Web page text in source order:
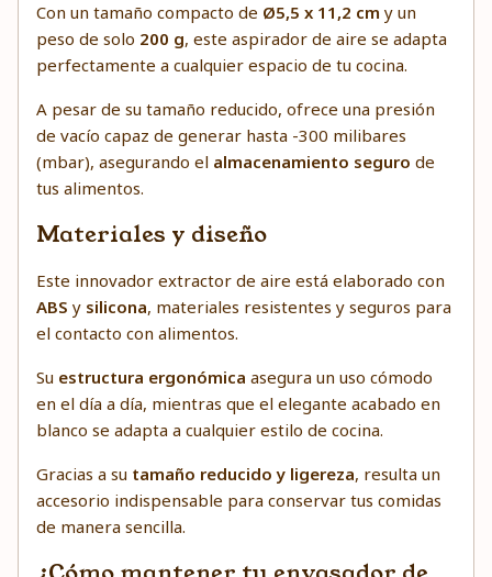
Con un tamaño compacto de Ø5,5 x 11,2 cm y un
peso de solo 200 g, este aspirador de aire se adapta
perfectamente a cualquier espacio de tu cocina.
A pesar de su tamaño reducido, ofrece una presión
de vacío capaz de generar hasta -300 milibares
(mbar), asegurando el almacenamiento seguro de
tus alimentos.
Materiales y diseño
Este innovador extractor de aire está elaborado con
ABS y silicona, materiales resistentes y seguros para
el contacto con alimentos.
Su estructura ergonómica asegura un uso cómodo
en el día a día, mientras que el elegante acabado en
blanco se adapta a cualquier estilo de cocina.
Gracias a su tamaño reducido y ligereza, resulta un
accesorio indispensable para conservar tus comidas
de manera sencilla.